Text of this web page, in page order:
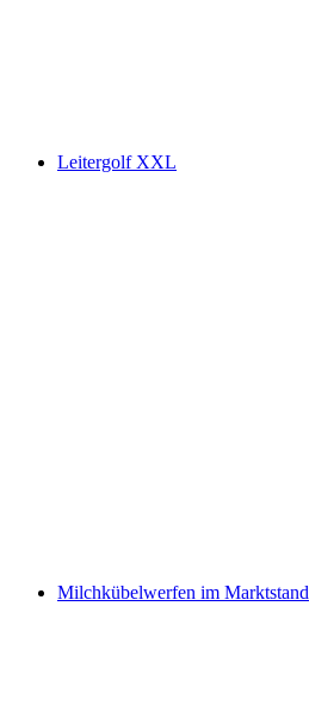
Leitergolf XXL
Milchkübelwerfen im Marktstand